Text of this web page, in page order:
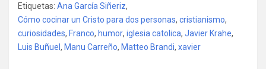
Etiquetas: Ana García Siñeriz,
Cómo cocinar un Cristo para dos personas, cristianismo,
curiosidades, Franco, humor, iglesia catolica, Javier Krahe,
Luis Buñuel, Manu Carreño, Matteo Brandi, xavier